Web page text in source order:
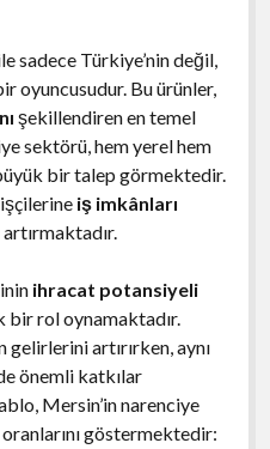
sadece Türkiye’nin değil,
oyuncusudur. Bu ürünler,
şekillendiren en temel
sektörü, hem yerel hem
bir talep görmektedir.
iş imkânları
ihracat potansiyeli
rol oynamaktadır.
artırırken, aynı
önemli katkılar
Mersin’in narenciye
göstermektedir: